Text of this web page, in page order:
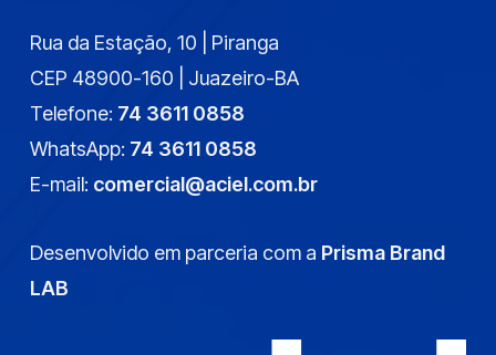
Rua da Estação, 10 | Piranga
CEP 48900-160 | Juazeiro-BA
Telefone: 74 3611 0858
WhatsApp: 74 3611 0858
E-mail: comercial@aciel.com.br
Desenvolvido em parceria com a Prisma Brand
LAB